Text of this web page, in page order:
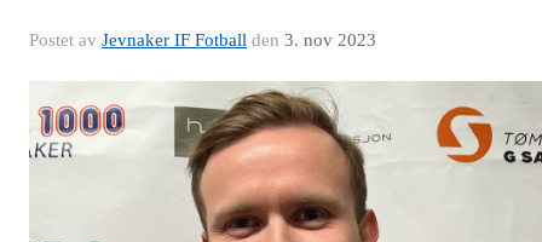
Postet av Jevnaker IF Fotball den 3. nov 2023